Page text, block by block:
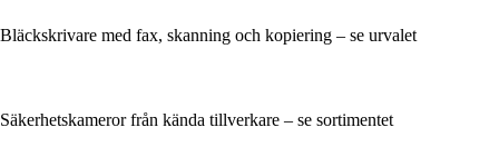
Bläckskrivare med fax, skanning och kopiering – se urvalet
Säkerhetskameror från kända tillverkare – se sortimentet